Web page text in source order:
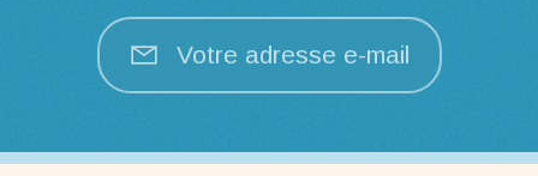
Votre adresse e-mail